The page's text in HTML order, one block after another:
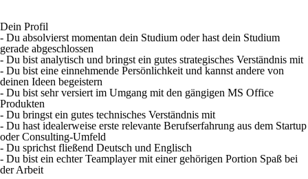
Dein Profil
- Du absolvierst momentan dein Studium oder hast dein Studium
gerade abgeschlossen
- Du bist analytisch und bringst ein gutes strategisches Verständnis mit
- Du bist eine einnehmende Persönlichkeit und kannst andere von
deinen Ideen begeistern
- Du bist sehr versiert im Umgang mit den gängigen MS Office
Produkten
- Du bringst ein gutes technisches Verständnis mit
- Du hast idealerweise erste relevante Berufserfahrung aus dem Startup
oder Consulting-Umfeld
- Du sprichst fließend Deutsch und Englisch
- Du bist ein echter Teamplayer mit einer gehörigen Portion Spaß bei
der Arbeit